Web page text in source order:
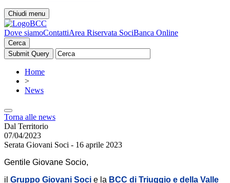
Chiudi menu
Dove siamoContattiArea Riservata SociBanca Online
Cerca
Home
>
News
Torna alle news
Dal Territorio
07/04/2023
Serata Giovani Soci - 16 aprile 2023
Gentile Giovane Socio,
il Gruppo Giovani Soci e la BCC di Triuggio e della Valle